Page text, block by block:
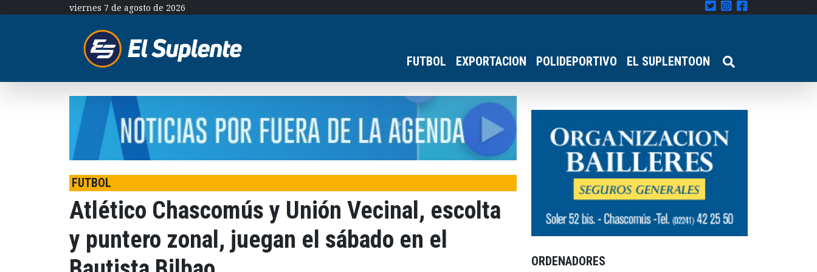
viernes 7 de agosto de 2026
FUTBOL EXPORTACION POLIDEPORTIVO EL SUPLENTOON
FUTBOL
Atlético Chascomús y Unión Vecinal, escolta
y puntero zonal, juegan el sábado en el
ORDENADORES